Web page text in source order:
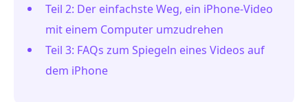
Teil 2: Der einfachste Weg, ein iPhone-Video
mit einem Computer umzudrehen
Teil 3: FAQs zum Spiegeln eines Videos auf
dem iPhone